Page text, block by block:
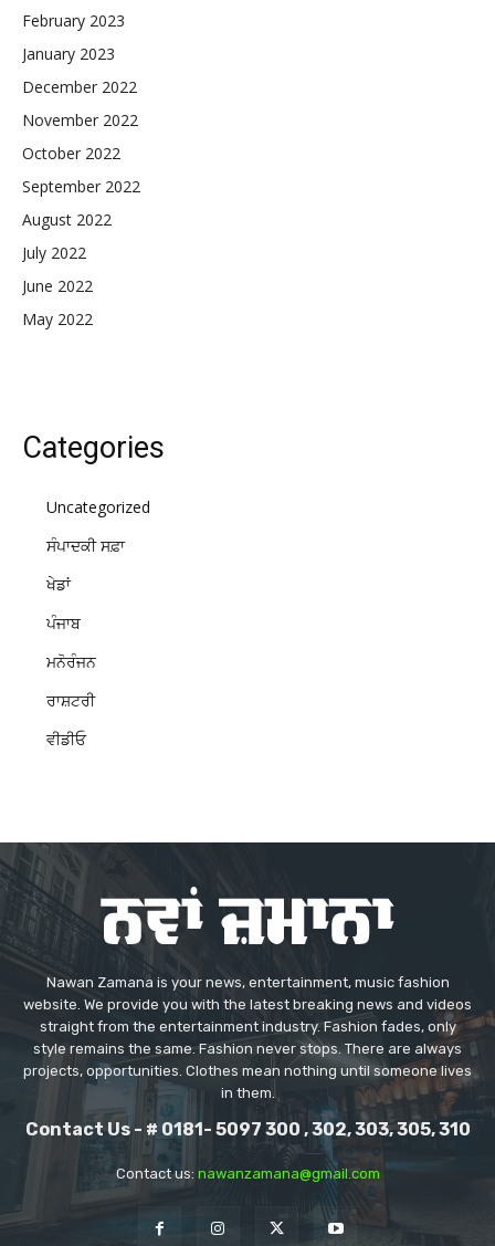
February 2023
January 2023
December 2022
November 2022
October 2022
September 2022
August 2022
July 2022
June 2022
May 2022
Categories
Uncategorized
ਸੰਪਾਦਕੀ ਸਫ਼ਾ
ਖੇਡਾਂ
ਪੰਜਾਬ
ਮਨੋਰੰਜਨ
ਰਾਸ਼ਟਰੀ
ਵੀਡੀਓ
Nawan Zamana is your news, entertainment, music fashion
website. We provide you with the latest breaking news and videos
straight from the entertainment industry. Fashion fades, only
style remains the same. Fashion never stops. There are always
projects, opportunities. Clothes mean nothing until someone lives
in them.
Contact Us - # 0181- 5097 300 , 302, 303, 305, 310
Contact us: nawanzamana@gmail.com